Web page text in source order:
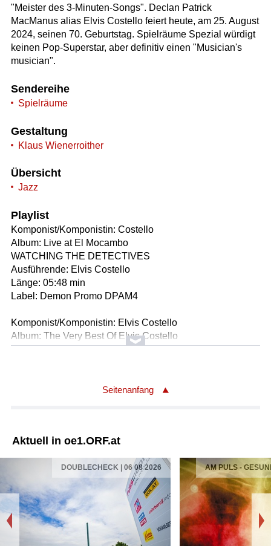
"Meister des 3-Minuten-Songs". Declan Patrick
MacManus alias Elvis Costello feiert heute, am 25. August
2024, seinen 70. Geburtstag. Spielräume Spezial würdigt
keinen Pop-Superstar, aber definitiv einen "Musician's
musician".
Sendereihe
Spielräume
Gestaltung
Klaus Wienerroither
Übersicht
Jazz
Playlist
Komponist/Komponistin: Costello
Album: Live at El Mocambo
WATCHING THE DETECTIVES
Ausführende: Elvis Costello
Länge: 05:48 min
Label: Demon Promo DPAM4
Komponist/Komponistin: Elvis Costello
Album: The Very Best Of Elvis Costello
ALISON
Label: Universal Music 545 1032
TONIGHT THE BOTTLE LET ME DOWN
Ausführende: Elvis Costello & Attractions
Länge: 02:09 min
Label: Demon FIEND CD 33
Komponist/Komponistin: Elvis Costello
Album: The Very Best Of Elvis Costello
EVERYDAY I WRITE THE BOOK
Seitenanfang
Aktuell in oe1.ORF.at
DOUBLECHECK | 06 08 2026 AM PULS -